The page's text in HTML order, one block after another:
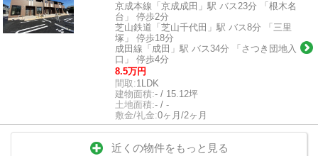
京成本線「京成成田」駅 バス23分 「根木名
台」 停歩2分
芝山鉄道「芝山千代田」駅 バス8分 「三里
塚」 停歩18分
成田線「成田」駅 バス34分 「さつき団地入
口」 停歩4分
8.5万円
間取:1LDK
建物面積:- / 15.12坪
土地面積:- / -
敷金/礼金:0ヶ月/2ヶ月
近くの物件をもっと見る